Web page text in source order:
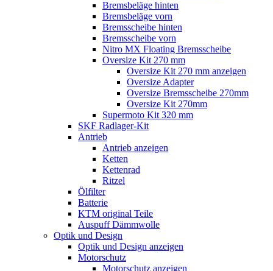
Bremsbeläge hinten
Bremsbeläge vorn
Bremsscheibe hinten
Bremsscheibe vorn
Nitro MX Floating Bremsscheibe
Oversize Kit 270 mm
Oversize Kit 270 mm anzeigen
Oversize Adapter
Oversize Bremsscheibe 270mm
Oversize Kit 270mm
Supermoto Kit 320 mm
SKF Radlager-Kit
Antrieb
Antrieb anzeigen
Ketten
Kettenrad
Ritzel
Ölfilter
Batterie
KTM original Teile
Auspuff Dämmwolle
Optik und Design
Optik und Design anzeigen
Motorschutz
Motorschutz anzeigen